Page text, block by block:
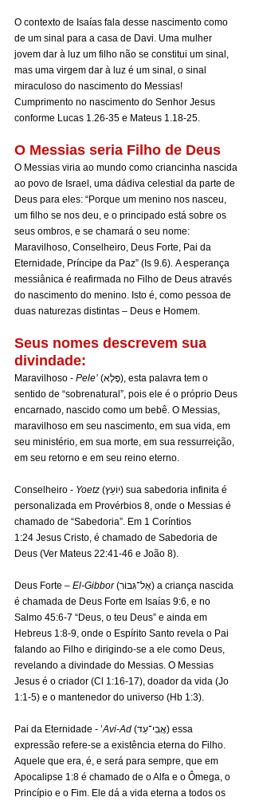
O contexto de Isaías fala desse nascimento como
de um sinal para a casa de Davi. Uma mulher
jovem dar à luz um filho não se constitui um sinal,
mas uma virgem dar à luz é um sinal, o sinal
miraculoso do nascimento do Messias!
Cumprimento no nascimento do Senhor Jesus
conforme Lucas 1.26-35 e Mateus 1.18-25.
O Messias seria Filho de Deus
O Messias viria ao mundo como criancinha nascida
ao povo de Israel, uma dádiva celestial da parte de
Deus para eles: “Porque um menino nos nasceu,
um filho se nos deu, e o principado está sobre os
seus ombros, e se chamará o seu nome:
Maravilhoso, Conselheiro, Deus Forte, Pai da
Eternidade, Príncipe da Paz” (Is 9.6). A esperança
messiânica é reafirmada no Filho de Deus através
do nascimento do menino. Isto é, como pessoa de
duas naturezas distintas – Deus e Homem.
Seus nomes descrevem sua
divindade:
Maravilhoso - Pele’ (פֶּלֶא), esta palavra tem o
sentido de “sobrenatural”, pois ele é o próprio Deus
encarnado, nascido como um bebê. O Messias,
maravilhoso em seu nascimento, em sua vida, em
seu ministério, em sua morte, em sua ressurreição,
em seu retorno e em seu reino eterno.
Conselheiro - Yoetz (יוֹעֵץ) sua sabedoria infinita é
personalizada em Provérbios 8, onde o Messias é
chamado de “Sabedoria”. Em 1 Coríntios
1:24 Jesus Cristo, é chamado de Sabedoria de
Deus (Ver Mateus 22:41-46 e João 8).
Deus Forte – El-Gibbor (אֵל־גִּבּוֹר) a criança nascida
é chamada de Deus Forte em Isaías 9:6, e no
Salmo 45:6-7 “Deus, o teu Deus” e ainda em
Hebreus 1:8-9, onde o Espírito Santo revela o Pai
falando ao Filho e dirigindo-se a ele como Deus,
revelando a divindade do Messias. O Messias
Jesus é o criador (Cl 1:16-17), doador da vida (Jo
1:1-5) e o mantenedor do universo (Hb 1:3).
Pai da Eternidade - ’Avi-Ad (אֲבִי־עַד) essa
expressão refere-se a existência eterna do Filho.
Aquele que era, é, e será para sempre, que em
Apocalipse 1:8 é chamado de o Alfa e o Ômega, o
Princípio e o Fim. Ele dá a vida eterna a todos os